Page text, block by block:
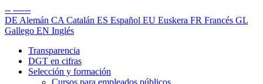
-- ------
DE Alemán CA Catalán ES Español EU Euskera FR Francés GL
Gallego EN Inglés
Transparencia
DGT en cifras
Selección y formación
Cursos para empleados públicos